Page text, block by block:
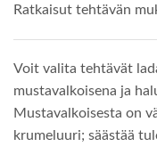
Ratkaisut tehtävän
Voit valita tehtävät
mustavalkoisena ja
Mustavalkoisesta on
krumeluuri; säästää